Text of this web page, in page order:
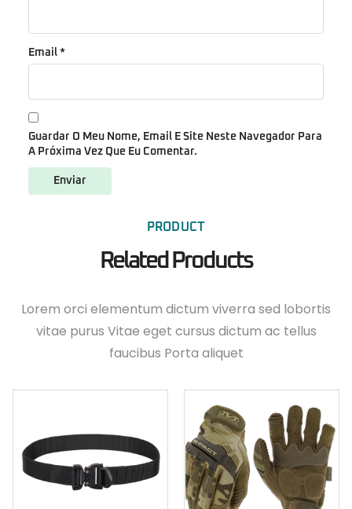
Email *
Guardar O Meu Nome, Email E Site Neste Navegador Para
A Próxima Vez Que Eu Comentar.
PRODUCT
Related Products
Lorem orci elementum dictum viverra sed lobortis
vitae purus Vitae eget cursus dictum ac tellus
faucibus Porta aliquet